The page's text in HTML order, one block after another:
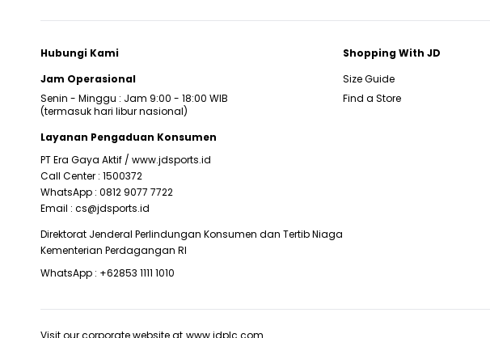
Hubungi Kami
Jam Operasional
Senin - Minggu : Jam 9:00 - 18:00 WIB
(termasuk hari libur nasional)
Layanan Pengaduan Konsumen
PT Era Gaya Aktif / www.jdsports.id
Call Center : 1500372
WhatsApp : 0812 9077 7722
Email : cs@jdsports.id
Direktorat Jenderal Perlindungan Konsumen dan Tertib Niaga
Kementerian Perdagangan RI
WhatsApp : +62853 1111 1010
Shopping With JD
Size Guide
Find a Store
Visit our corporate website at www.jdplc.com